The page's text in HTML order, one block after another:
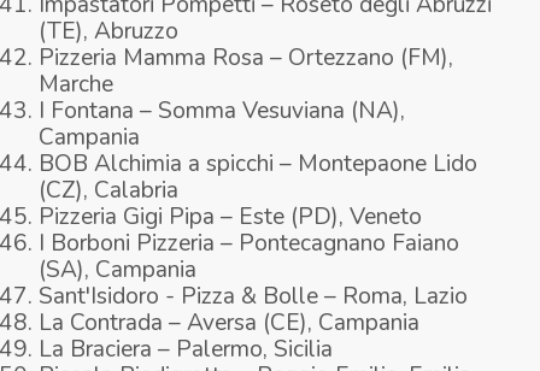
(TE), Abruzzo
Pizzeria Mamma Rosa – Ortezzano (FM),
Marche
I Fontana – Somma Vesuviana (NA),
Campania
BOB Alchimia a spicchi – Montepaone Lido
(CZ), Calabria
Pizzeria Gigi Pipa – Este (PD), Veneto
I Borboni Pizzeria – Pontecagnano Faiano
(SA), Campania
Sant'Isidoro - Pizza & Bolle – Roma, Lazio
La Contrada – Aversa (CE), Campania
La Braciera – Palermo, Sicilia